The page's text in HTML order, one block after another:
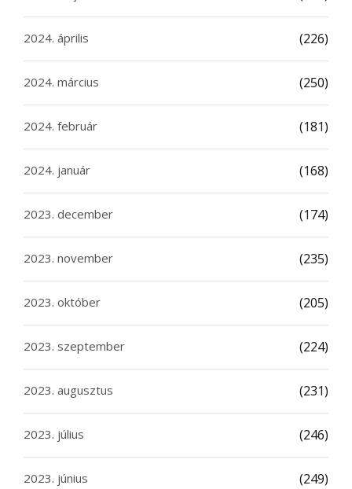
2024. április (226)
2024. március (250)
2024. február (181)
2024. január (168)
2023. december (174)
2023. november (235)
2023. október (205)
2023. szeptember (224)
2023. augusztus (231)
2023. július (246)
2023. június (249)